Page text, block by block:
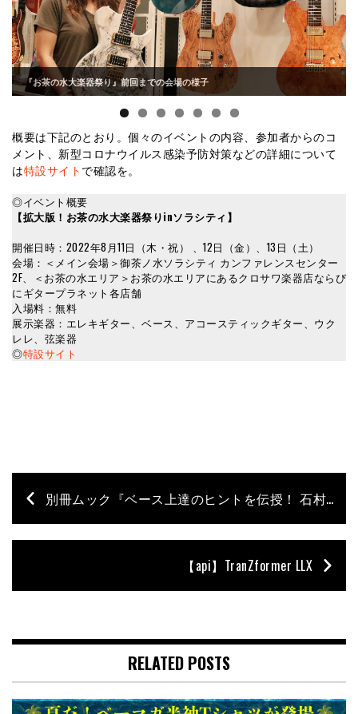
『お茶の水大楽器祭り』前回までの会場の様子
概要は下記のとおり。個々のイベントの内容、参加者からのコ
メント、新型コロナウイルス感染予防対策などの詳細について
は特設サイトで確認を。
◎イベント概要
【拡大版！お茶の水大楽器祭りinソラシティ】
開催日時：2022年8月11日（木・祝） 、12日（金）、13日（土）
会場：＜メイン会場＞御茶ノ水ソラシティ カンファレンスセンター
2F、＜お茶の水エリア＞お茶の水エリアにあるクロサワ楽器店ならび
にギタープラネット各店舗
入場料：無料
展示楽器：エレキギター、ベース、アコースティックギター、ウク
レレ、弦楽器
◎特設サイト
別冊ムック『ベース上達のヒントを伝授！ 石村順の低音よろず相談所』が発売！
【api】TranZformer LLX
RELATED POSTS